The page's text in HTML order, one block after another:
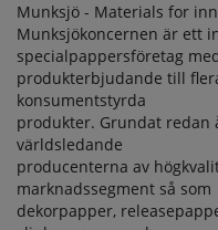
Munksjö - Materials for
Munksjökoncernen är ett
specialpappersföretag
produkterbjudande till
konsumentstyrda
produkter. Grundat redan
världsledande
producenterna av
marknadssegment så som
dekorpapper,